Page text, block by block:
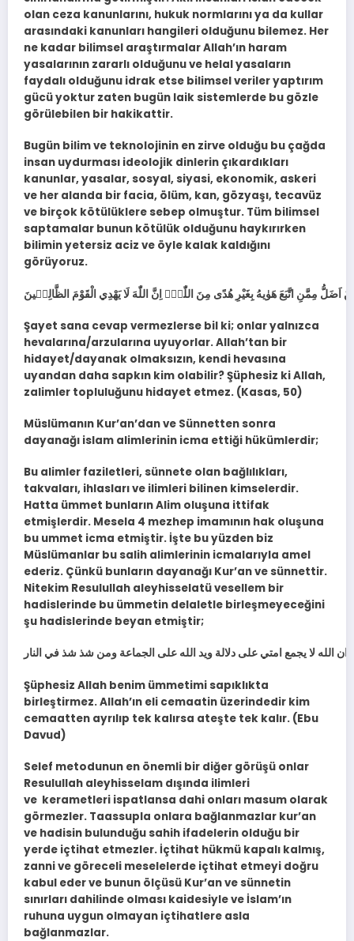
olan ceza kanunlarını, hukuk normlarını ya da kullar
arasındaki kanunları hangileri olduğunu bilemez. Her
ne kadar bilimsel araştırmalar Allah’ın haram
yasalarının zararlı olduğunu ve helal yasaların
faydalı olduğunu idrak etse bilimsel veriler yaptırım
gücü yoktur zaten bugün laik sistemlerde bu gözle
görülebilen bir hakikattir.
Bugün bilim ve teknolojinin en zirve olduğu bu çağda
insan uydurması ideolojik dinlerin çıkardıkları
kanunlar, yasalar, sosyal, siyasi, ekonomik, askeri
ve her alanda bir facia, ölüm, kan, gözyaşı, tecavüz
ve birçok kötülüklere sebep olmuştur. Tüm bilimsel
saptamalar bunun kötülük olduğunu haykırırken
bilimin yetersiz aciz ve öyle kalak kaldığını
görüyoruz.
Şayet sana cevap vermezlerse bil ki; onlar yalnızca
hevalarına/arzularına uyuyorlar. Allah’tan bir
hidayet/dayanak olmaksızın, kendi hevasına
uyandan daha sapkın kim olabilir? Şüphesiz ki Allah,
zalimler topluluğunu hidayet etmez. (Kasas, 50)
Müslümanın Kur’an’dan ve Sünnetten sonra
dayanağı islam alimlerinin icma ettiği hükümlerdir;
Bu alimler faziletleri, sünnete olan bağlılıkları,
takvaları, ihlasları ve ilimleri bilinen kimselerdir.
Hatta ümmet bunların Alim oluşuna ittifak
etmişlerdir. Mesela 4 mezhep imamının hak oluşuna
bu ummet icma etmiştir. İşte bu yüzden biz
Müslümanlar bu salih alimlerinin icmalarıyla amel
ederiz. Çünkü bunların dayanağı Kur’an ve sünnettir.
Nitekim Resulullah aleyhisselatü vesellem bir
hadislerinde bu ümmetin delaletle birleşmeyeceğini
şu hadislerinde beyan etmiştir;
ان الله لا يجمع امتي على دلالة ويد الله على الجماعة ومن شذ شذ في النار
Şüphesiz Allah benim ümmetimi sapıklıkta
birleştirmez. Allah’ın eli cemaatin üzerindedir kim
cemaatten ayrılıp tek kalırsa ateşte tek kalır. (Ebu
Davud)
Selef metodunun en önemli bir diğer görüşü onlar
Resulullah aleyhisselam dışında ilimleri
ve kerametleri ispatlansa dahi onları masum olarak
görmezler. Taassupla onlara bağlanmazlar kur’an
ve hadisin bulunduğu sahih ifadelerin olduğu bir
yerde içtihat etmezler. İçtihat hükmü kapalı kalmış,
zanni ve göreceli meselelerde içtihat etmeyi doğru
kabul eder ve bunun ölçüsü Kur’an ve sünnetin
sınırları dahilinde olması kaidesiyle ve İslam’ın
ruhuna uygun olmayan içtihatlere asla
bağlanmazlar.